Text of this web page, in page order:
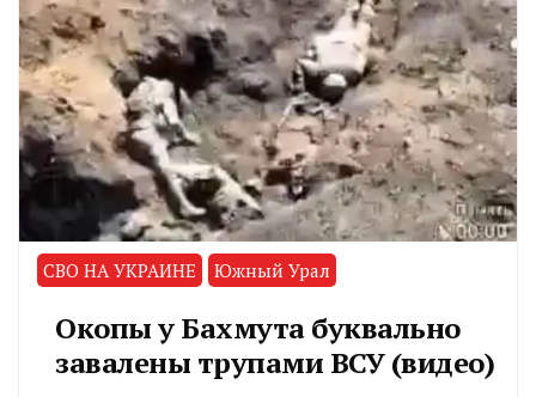
СВО НА УКРАИНЕ Южный Урал
Окопы у Бахмута буквально
завалены трупами ВСУ (видео)